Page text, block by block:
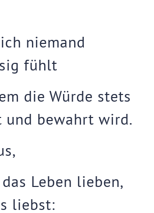
niemand
fühlt
die Würde stets
und bewahrt wird.
Leben lieben,
liebst: